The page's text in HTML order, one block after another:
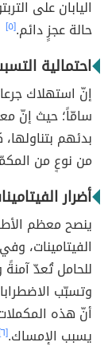
حالة عجزٍ دائم.[٥]
احتمالية
إنّ استهلاك
سامّاً؛ حيث إنّ
بدئهم
من نوعٍ من
أضرار
ينصح معظم
الفيتامينات،
للحامل تُعدّ
وتسبّب
أنّ هذه
يسبب الإمساك.[٦]